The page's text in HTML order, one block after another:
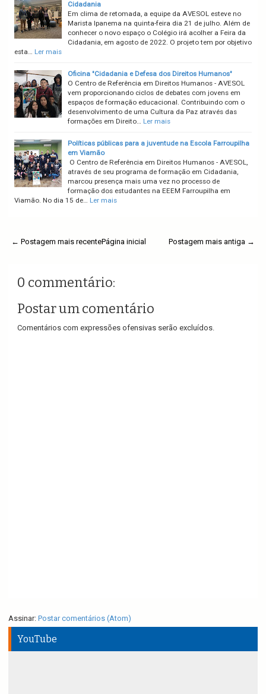
Cidadania
Em clima de retomada, a equipe da AVESOL esteve no
Marista Ipanema na quinta-feira dia 21 de julho. Além de
conhecer o novo espaço o Colégio irá acolher a Feira da
Cidadania, em agosto de 2022. O projeto tem por objetivo
esta… Ler mais
Oficina "Cidadania e Defesa dos Direitos Humanos"
O Centro de Referência em Direitos Humanos - AVESOL
vem proporcionando ciclos de debates com jovens em
espaços de formação educacional. Contribuindo com o
desenvolvimento de uma Cultura da Paz através das
formações em Direito… Ler mais
Políticas públicas para a juventude na Escola Farroupilha
em Viamão
O Centro de Referência em Direitos Humanos - AVESOL,
através de seu programa de formação em Cidadania,
marcou presença mais uma vez no processo de
formação dos estudantes na EEEM Farroupilha em
Viamão. No dia 15 de… Ler mais
← Postagem mais recente Postagem mais antiga →
Página inicial
0 commentário:
Postar um comentário
Comentários com expressões ofensivas serão excluídos.
Assinar: Postar comentários (Atom)
YouTube